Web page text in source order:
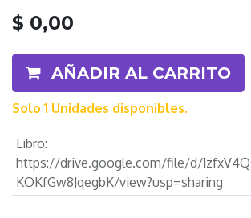
$ 0,00
AÑADIR AL CARRITO
Solo 1 Unidades disponibles.
Libro:
https://drive.google.com/file/d/
KOKfGw8JqegbK/view?usp=sharing